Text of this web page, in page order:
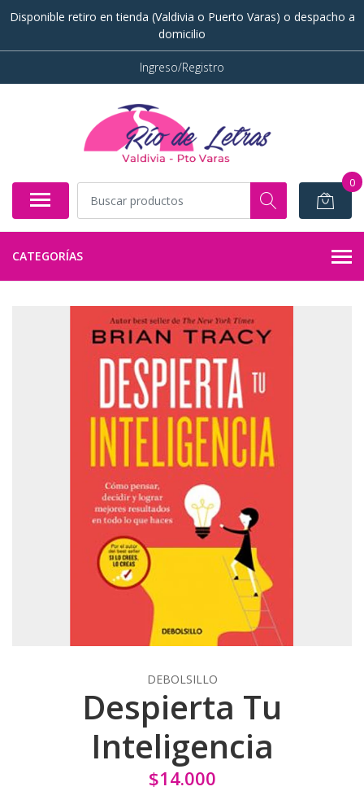
Disponible retiro en tienda (Valdivia o Puerto Varas) o despacho a
domicilio
Ingreso/Registro
0
CATEGORÍAS
DEBOLSILLO
Despierta Tu
Inteligencia
$14.000